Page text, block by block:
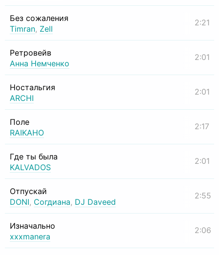
Без сожаления
Timran, Zell
2:21
Ретровейв
Анна Немченко
2:01
Ностальгия
ARCHI
2:01
Поле
RAIKAHO
2:17
Где ты была
KALVADOS
2:01
Отпускай
DONI, Согдиана, DJ Daveed
2:55
Изначально
xxxmanera
2:06